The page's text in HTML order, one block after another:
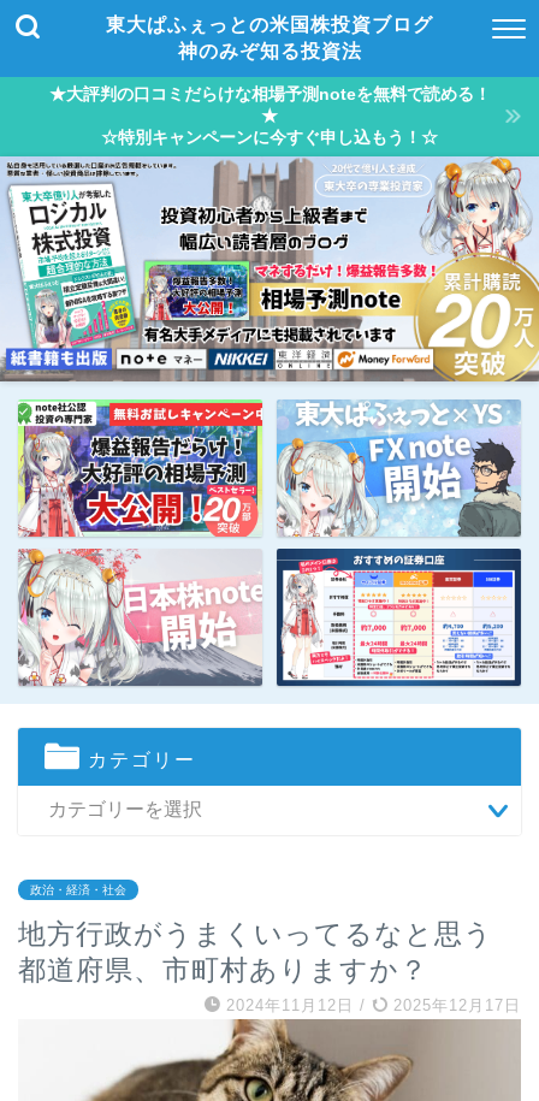
東大ぱふぇっとの米国株投資ブログ
神のみぞ知る投資法
★大評判の口コミだらけな相場予測noteを無料で読める！
★
☆特別キャンペーンに今すぐ申し込もう！☆
カテゴリー
政治・経済・社会
地方行政がうまくいってるなと思う
都道府県、市町村ありますか？
2024年11月12日 / 2025年12月17日